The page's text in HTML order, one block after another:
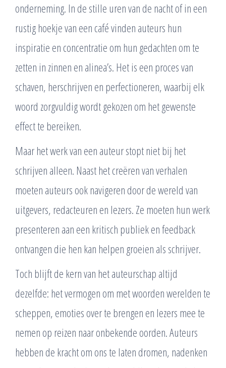
onderneming. In de stille uren van de nacht of in een
rustig hoekje van een café vinden auteurs hun
inspiratie en concentratie om hun gedachten om te
zetten in zinnen en alinea’s. Het is een proces van
schaven, herschrijven en perfectioneren, waarbij elk
woord zorgvuldig wordt gekozen om het gewenste
effect te bereiken.
Maar het werk van een auteur stopt niet bij het
schrijven alleen. Naast het creëren van verhalen
moeten auteurs ook navigeren door de wereld van
uitgevers, redacteuren en lezers. Ze moeten hun werk
presenteren aan een kritisch publiek en feedback
ontvangen die hen kan helpen groeien als schrijver.
Toch blijft de kern van het auteurschap altijd
dezelfde: het vermogen om met woorden werelden te
scheppen, emoties over te brengen en lezers mee te
nemen op reizen naar onbekende oorden. Auteurs
hebben de kracht om ons te laten dromen, nadenken